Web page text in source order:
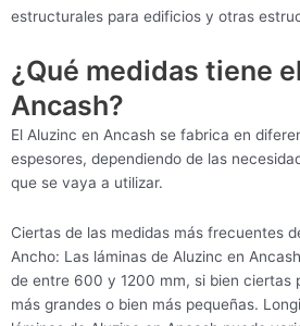
estructurales para edificios y otras
¿Qué medidas tiene
Ancash?
El Aluzinc en Ancash se fabrica en
espesores, dependiendo de las
que se vaya a utilizar.
Ciertas de las medidas más frecuentes
Ancho: Las láminas de Aluzinc en
de entre 600 y 1200 mm, si bien ciertas
más grandes o bien más pequeñas.